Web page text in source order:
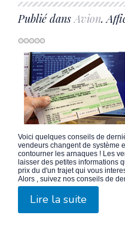
Publié dansAvion.
Voici quelques conseils de
vendeurs changent de système
contourner les arnaques ! Les
laisser des petites informations
prix du d'un trajet qui vous
Alors , suivez nos conseils de
Lire la suite